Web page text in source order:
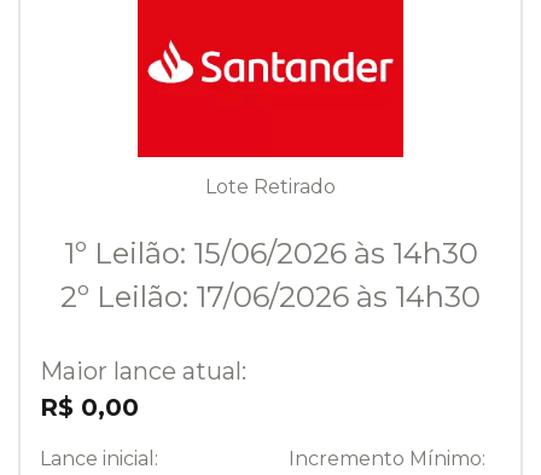
Lote Retirado
1º Leilão: 15/06/2026 às 14h30
2º Leilão: 17/06/2026 às 14h30
Maior lance atual:
R$ 0,00
Lance inicial:
Incremento Mínimo: